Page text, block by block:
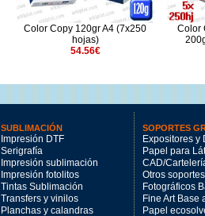
Color Copy 120gr A4 (7x250
hojas)
54.56€
Color
SUBLIMACIÓN
Impresión DTF
Serigrafía
Impresión sublimación
Impresión fotolitos
Tintas Sublimación
Transfers y vinilos
Planchas y calandras
SOPORTES
Expositores y
Papel para
CAD/
Otros soportes
Fotográficos
Fine Art Base
Papel